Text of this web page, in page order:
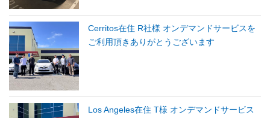
Cerritos在住 R社様 オンデマンドサービスを
ご利用頂きありがとうございます
Los Angeles在住 T様 オンデマンドサービス